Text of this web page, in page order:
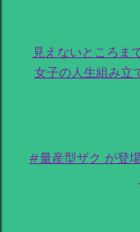
見えないところま
女子の人生組み立
#量産型ザク が登